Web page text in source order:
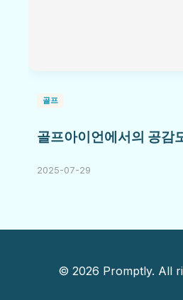
골프
골프아이언에서의 공감
2025-07-29
© 2026 Promptly. All